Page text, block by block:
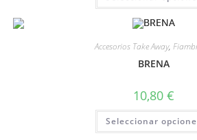
Accesorios Take Away,
BRENA
10,80 €
Seleccionar